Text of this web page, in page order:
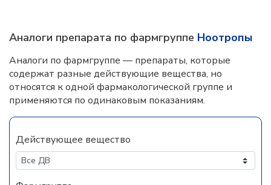
Аналоги препарата по фармгруппе Ноотропы
Аналоги по фармгруппе — препараты, которые
содержат разные действующие вещества, но
относятся к одной фармакологической группе и
применяются по одинаковым показаниям.
Действующее вещество